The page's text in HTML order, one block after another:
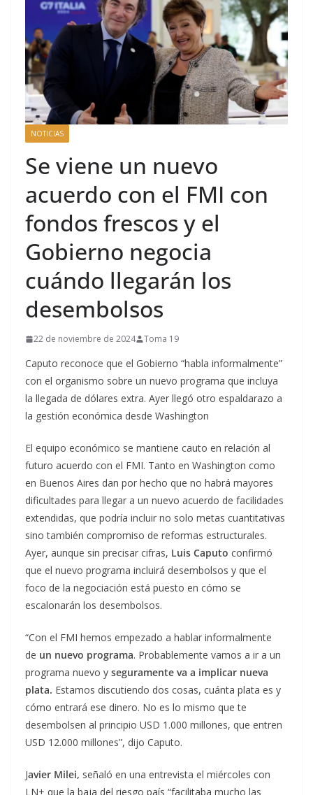
NOTICIAS
Se viene un nuevo
acuerdo con el FMI con
fondos frescos y el
Gobierno negocia
cuándo llegarán los
desembolsos
22 de noviembre de 2024 Toma 19
Caputo reconoce que el Gobierno “habla informalmente”
con el organismo sobre un nuevo programa que incluya
la llegada de dólares extra. Ayer llegó otro espaldarazo a
la gestión económica desde Washington
El equipo económico se mantiene cauto en relación al
futuro acuerdo con el FMI. Tanto en Washington como
en Buenos Aires dan por hecho que no habrá mayores
dificultades para llegar a un nuevo acuerdo de facilidades
extendidas, que podría incluir no solo metas cuantitativas
sino también compromiso de reformas estructurales.
Ayer, aunque sin precisar cifras, Luis Caputo confirmó
que el nuevo programa incluirá desembolsos y que el
foco de la negociación está puesto en cómo se
escalonarán los desembolsos.
“Con el FMI hemos empezado a hablar informalmente
de un nuevo programa. Probablemente vamos a ir a un
programa nuevo y seguramente va a implicar nueva
plata. Estamos discutiendo dos cosas, cuánta plata es y
cómo entrará ese dinero. No es lo mismo que te
desembolsen al principio USD 1.000 millones, que entren
USD 12.000 millones”, dijo Caputo.
Javier Milei, señaló en una entrevista el miércoles con
LN+ que la baja del riesgo país “facilitaba mucho las